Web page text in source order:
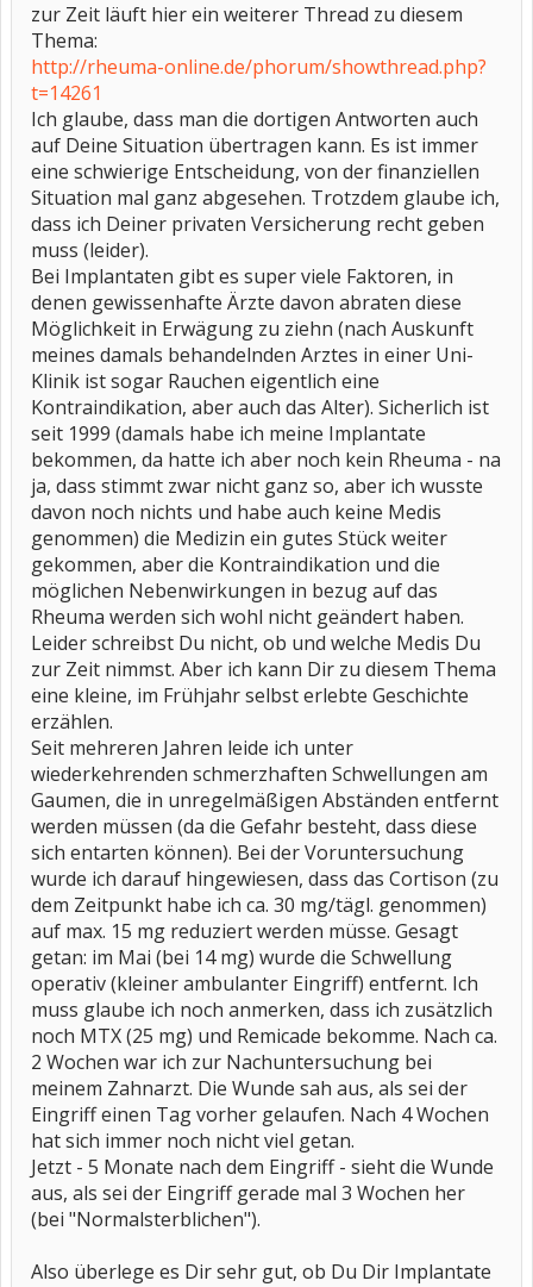
zur Zeit läuft hier ein weiterer Thread zu diesem
Thema:
http://rheuma-online.de/phorum/showthread.php?
t=14261
Ich glaube, dass man die dortigen Antworten auch
auf Deine Situation übertragen kann. Es ist immer
eine schwierige Entscheidung, von der finanziellen
Situation mal ganz abgesehen. Trotzdem glaube ich,
dass ich Deiner privaten Versicherung recht geben
muss (leider).
Bei Implantaten gibt es super viele Faktoren, in
denen gewissenhafte Ärzte davon abraten diese
Möglichkeit in Erwägung zu ziehn (nach Auskunft
meines damals behandelnden Arztes in einer Uni-
Klinik ist sogar Rauchen eigentlich eine
Kontraindikation, aber auch das Alter). Sicherlich ist
seit 1999 (damals habe ich meine Implantate
bekommen, da hatte ich aber noch kein Rheuma - na
ja, dass stimmt zwar nicht ganz so, aber ich wusste
davon noch nichts und habe auch keine Medis
genommen) die Medizin ein gutes Stück weiter
gekommen, aber die Kontraindikation und die
möglichen Nebenwirkungen in bezug auf das
Rheuma werden sich wohl nicht geändert haben.
Leider schreibst Du nicht, ob und welche Medis Du
zur Zeit nimmst. Aber ich kann Dir zu diesem Thema
eine kleine, im Frühjahr selbst erlebte Geschichte
erzählen.
Seit mehreren Jahren leide ich unter
wiederkehrenden schmerzhaften Schwellungen am
Gaumen, die in unregelmäßigen Abständen entfernt
werden müssen (da die Gefahr besteht, dass diese
sich entarten können). Bei der Voruntersuchung
wurde ich darauf hingewiesen, dass das Cortison (zu
dem Zeitpunkt habe ich ca. 30 mg/tägl. genommen)
auf max. 15 mg reduziert werden müsse. Gesagt
getan: im Mai (bei 14 mg) wurde die Schwellung
operativ (kleiner ambulanter Eingriff) entfernt. Ich
muss glaube ich noch anmerken, dass ich zusätzlich
noch MTX (25 mg) und Remicade bekomme. Nach ca.
2 Wochen war ich zur Nachuntersuchung bei
meinem Zahnarzt. Die Wunde sah aus, als sei der
Eingriff einen Tag vorher gelaufen. Nach 4 Wochen
hat sich immer noch nicht viel getan.
Jetzt - 5 Monate nach dem Eingriff - sieht die Wunde
aus, als sei der Eingriff gerade mal 3 Wochen her
(bei "Normalsterblichen").
Also überlege es Dir sehr gut, ob Du Dir Implantate